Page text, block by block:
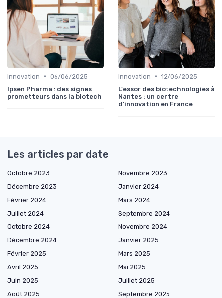
Innovation • 06/06/2025
Ipsen Pharma : des signes
prometteurs dans la biotech
Innovation • 12/06/2025
L'essor des biotechnologies à
Nantes : un centre
d'innovation en France
Les articles par date
Octobre 2023
Novembre 2023
Décembre 2023
Janvier 2024
Février 2024
Mars 2024
Juillet 2024
Septembre 2024
Octobre 2024
Novembre 2024
Décembre 2024
Janvier 2025
Février 2025
Mars 2025
Avril 2025
Mai 2025
Juin 2025
Juillet 2025
Août 2025
Septembre 2025